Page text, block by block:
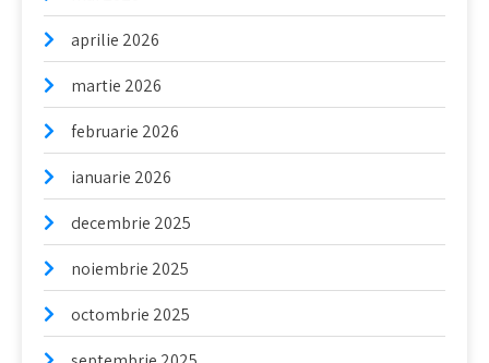
aprilie 2026
martie 2026
februarie 2026
ianuarie 2026
decembrie 2025
noiembrie 2025
octombrie 2025